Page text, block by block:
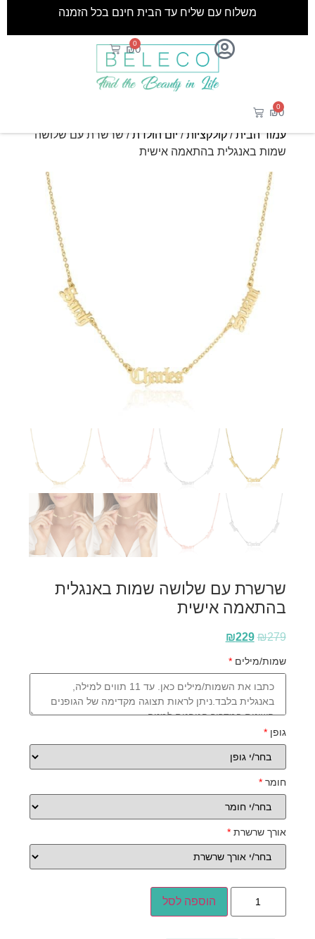
₪0
0
משלוח עם שליח עד הבית חינם בכל הזמנה
₪0
0
עמוד הבית/קולקציות/יום הולדת/ שרשרת עם שלושה
שמות באנגלית בהתאמה אישית
שרשרת עם שלושה שמות באנגלית
בהתאמה אישית
₪279
₪229
שמות/מילים*
גופן*
חומר*
אורך שרשרת*
הוספה לסל